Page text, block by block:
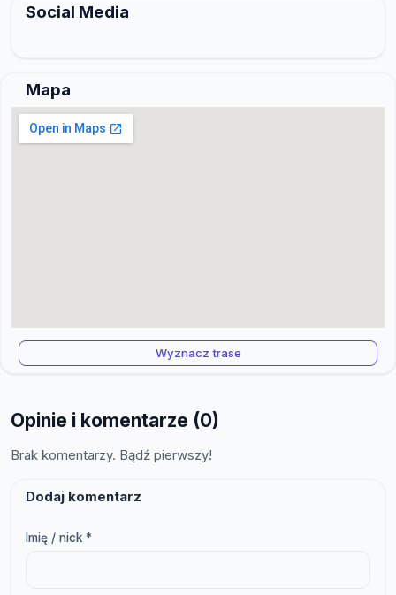
Social Media
Mapa
Wyznacz trase
Opinie i komentarze (0)
Brak komentarzy. Bądź pierwszy!
Dodaj komentarz
Imię / nick *